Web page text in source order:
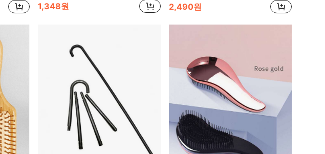
1,348원 2,490원